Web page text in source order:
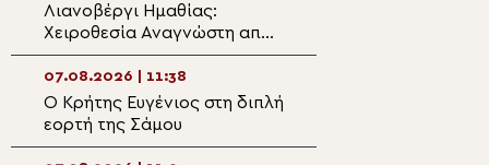
Λιανοβέργι Ημαθίας:
Χειροθεσία Αναγνώστη από
τον Μητροπολίτη Βεροίας
07.08.2026 | 11:38
Ο Κρήτης Ευγένιος στη διπλή
εορτή της Σάμου